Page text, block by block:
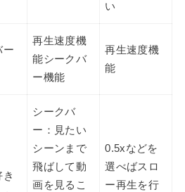
い
ー
再生速度機
能シークバ
ー機能
再生速度機
能
シークバ
ー：見たい
シーンまで
飛ばして動
画を見るこ
0.5xなどを
選べばスロ
ー再生を行